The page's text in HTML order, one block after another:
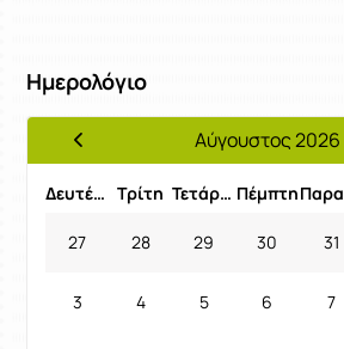
Ημερολόγιο
Προηγούμενος ΜήναςΑύγουστος 2026
Δευτέρα Τρίτη Τετάρτη Πέμπτη
27 28 29 30 31
3 4 5 6 7